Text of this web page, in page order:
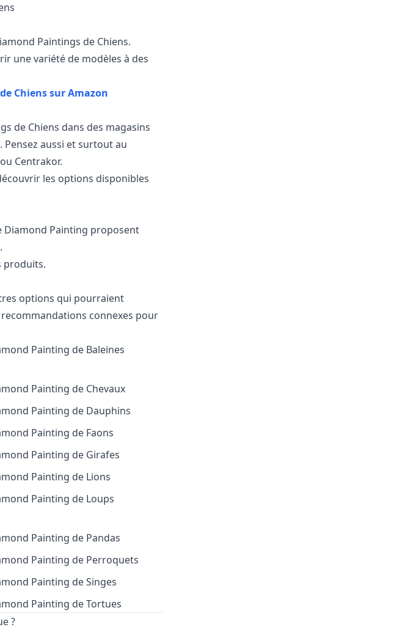
Paintings de Chiens.
une variété de modèles à des
Chiens sur Amazon
de Chiens dans des magasins
aussi et surtout au
Centrakor.
les options disponibles
Diamond Painting proposent
produits.
options qui pourraient
connexes pour
Painting de Baleines
Painting de Chevaux
Painting de Dauphins
Painting de Faons
Painting de Girafes
Painting de Lions
Painting de Loups
Painting de Pandas
Painting de Perroquets
Painting deSinges
Painting deTortues
?